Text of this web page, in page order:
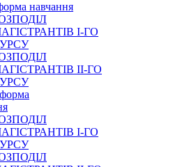
навчання
І-ГО
ІІ-ГО
І-ГО